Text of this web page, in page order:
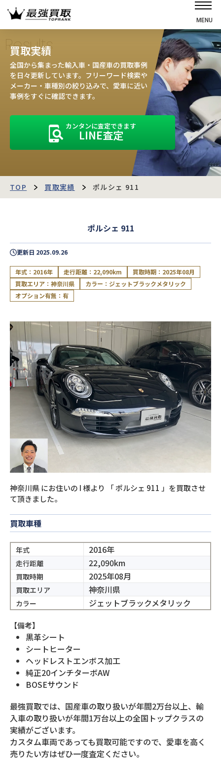
MENU
選ばれる理由
高価買取の仕組み
売却の流れ
お客様の声
運営会社
最強買取マガジン
閉じる
Results
買取実績
全国から集まった輸入車・国産車の買取事例
を日々更新しています。フリーワード検索や
メーカー・車種別の絞り込みで、愛車に近い
事例をすぐに確認できます。
カンタンに査定できます
LINE査定
TOP 買取実績 ポルシェ 911
ポルシェ 911
更新日 2025.09.26
年式：2016年 走行距離：22,090km
買取時期：2025年08月
買取エリア：神奈川県
カラー：ジェットブラックメタリック
オプション有無：有
神奈川県にお住いの I様より 「ポルシェ 911 」を買取させ
て頂きました。
買取車種
年式 2016年
走行距離 22,090km
買取時期 2025年08月
買取エリア 神奈川県
カラー ジェットブラックメタリック
【備考】
黒革シート
シートヒーター
ヘッドレストエンボス加工
純正20インチターボAW
BOSEサウンド
最強買取では、国産車の取り扱いが年間2万台以上、輸
入車の取り扱いが年間1万台以上の全国トップクラスの
実績がございます。
カスタム車両であっても買取可能ですので、愛車を高く
売りたい方はぜひ一度査定ください。